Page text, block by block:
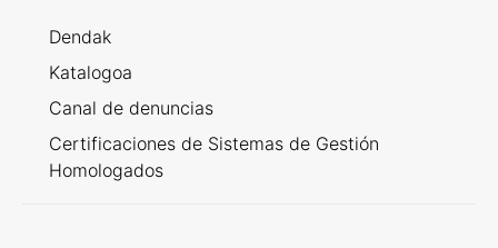
Dendak
Katalogoa
Canal de denuncias
Certificaciones de Sistemas de Gestión
Homologados